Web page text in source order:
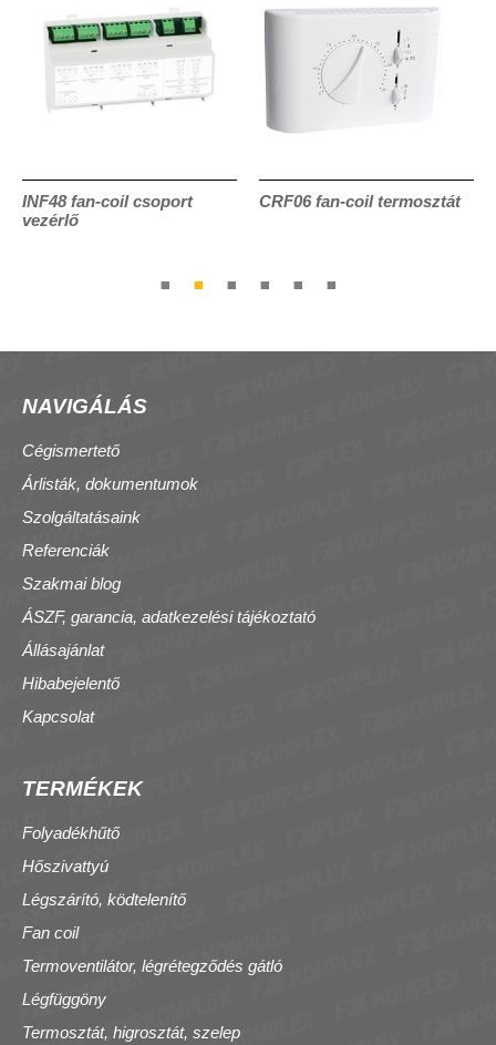
INF48 fan-coil csoport
vezérlő
CRF06 fan-coil termosztát
NAVIGÁLÁS
Cégismertető
Árlisták, dokumentumok
Szolgáltatásaink
Referenciák
Szakmai blog
ÁSZF, garancia, adatkezelési tájékoztató
Állásajánlat
Hibabejelentő
Kapcsolat
TERMÉKEK
Folyadékhűtő
Hőszivattyú
Légszárító, ködtelenítő
Fan coil
Termoventilátor, légrétegződés gátló
Légfüggöny
Termosztát, higrosztát, szelep